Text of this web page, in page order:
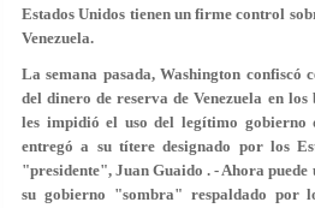
Estados Unidos tienen un firme control
Venezuela.
La semana pasada, Washington confiscó
del dinero de reserva de Venezuela en los
les impidió el uso del legítimo gobierno
entregó a su títere designado por los
"presidente", Juan Guaido . - Ahora puede
su gobierno "sombra" respaldado por